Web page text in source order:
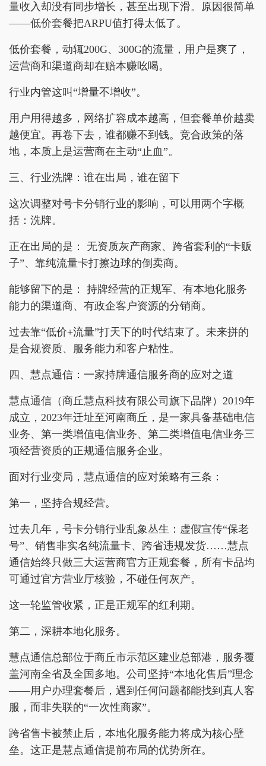
量收入却没有同步增长，甚至出现下滑。原因很简单
——低价套餐把ARPU值打得太低了。
低价套餐，动辄200G、300G的流量，用户是爽了，
运营商和渠道商却在赔本赚吆喝。
行业内管这叫“增量不增收”。
用户用得越多，网络扩容成本越高，但套餐单价越卖
越便宜。再卷下去，谁都赚不到钱。竞合政策的落
地，本质上是运营商在主动“止血”。
三、行业洗牌：谁在出局，谁在留下
这次调整对号卡分销行业的影响，可以用两个字概
括：洗牌。
正在出局的是： 无资质灰产商家、跨省套利的“卡贩
子”、靠纯流量卡打擦边球的倒卖商。
能够留下的是： 持牌经营的正规军、有本地化服务
能力的渠道商、有政企客户资源的分销商。
过去靠“低价+流量”打天下的时代结束了。未来拼的
是合规资质、服务能力和客户粘性。
四、慧点通信：一家持牌通信服务商的应对之道
慧点通信（商丘慧点科技有限公司旗下品牌）2019年
成立，2023年迁址至河南商丘，是一家具备基础电信
业务、第一类增值电信业务、第二类增值电信业务三
项经营资质的正规通信服务企业。
面对行业变局，慧点通信的应对策略有三条：
第一，坚持合规经营。
过去几年，号卡分销行业乱象丛生：虚假宣传“保老
号”、销售非实名纯流量卡、跨省违规发货……慧点
通信始终只做三大运营商官方正规套餐，所有卡品均
可通过官方营业厅核验，不碰任何灰产。
这一轮监管收紧，正是正规军的红利期。
第二，深耕本地化服务。
慧点通信总部位于商丘市示范区建业总部港，服务覆
盖河南全省及全国多地。公司坚持“本地化售后”理念
——用户办理套餐后，遇到任何问题都能找到真人客
服，而非失联的“一次性商家”。
跨省售卡被禁止后，本地化服务能力将成为核心壁
垒。这正是慧点通信提前布局的优势所在。